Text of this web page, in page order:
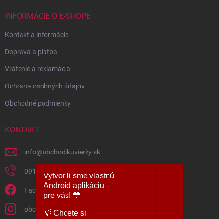
INFORMÁCIE O E-SHOPE
Kontakt a informácie
Doprava a platba
Vrátenie a reklamácia
Ochrana osobných údajov
Obchodné podmienky
KONTAKT
info@obchodikuvierky.sk
0917 860 860
Facebook
obchodikuvierky
Vytvorili sme vlastnú
Android aplikáciu –
pre vás! 💛
​💡 Chcete si